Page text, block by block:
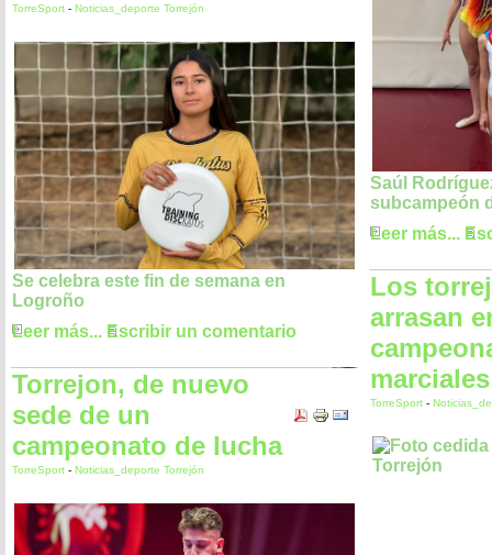
TorreSport - Noticias_deporte Torrejón
Se celebra este fin de semana en
Logroño
Leer más... Escribir un comentario
Torrejon, de nuevo
sede de un
campeonato de lucha
TorreSport - Noticias_deporte Torrejón
Saúl
subcampeón
Leer más...
Los
arrasan
marciales
TorreSport -